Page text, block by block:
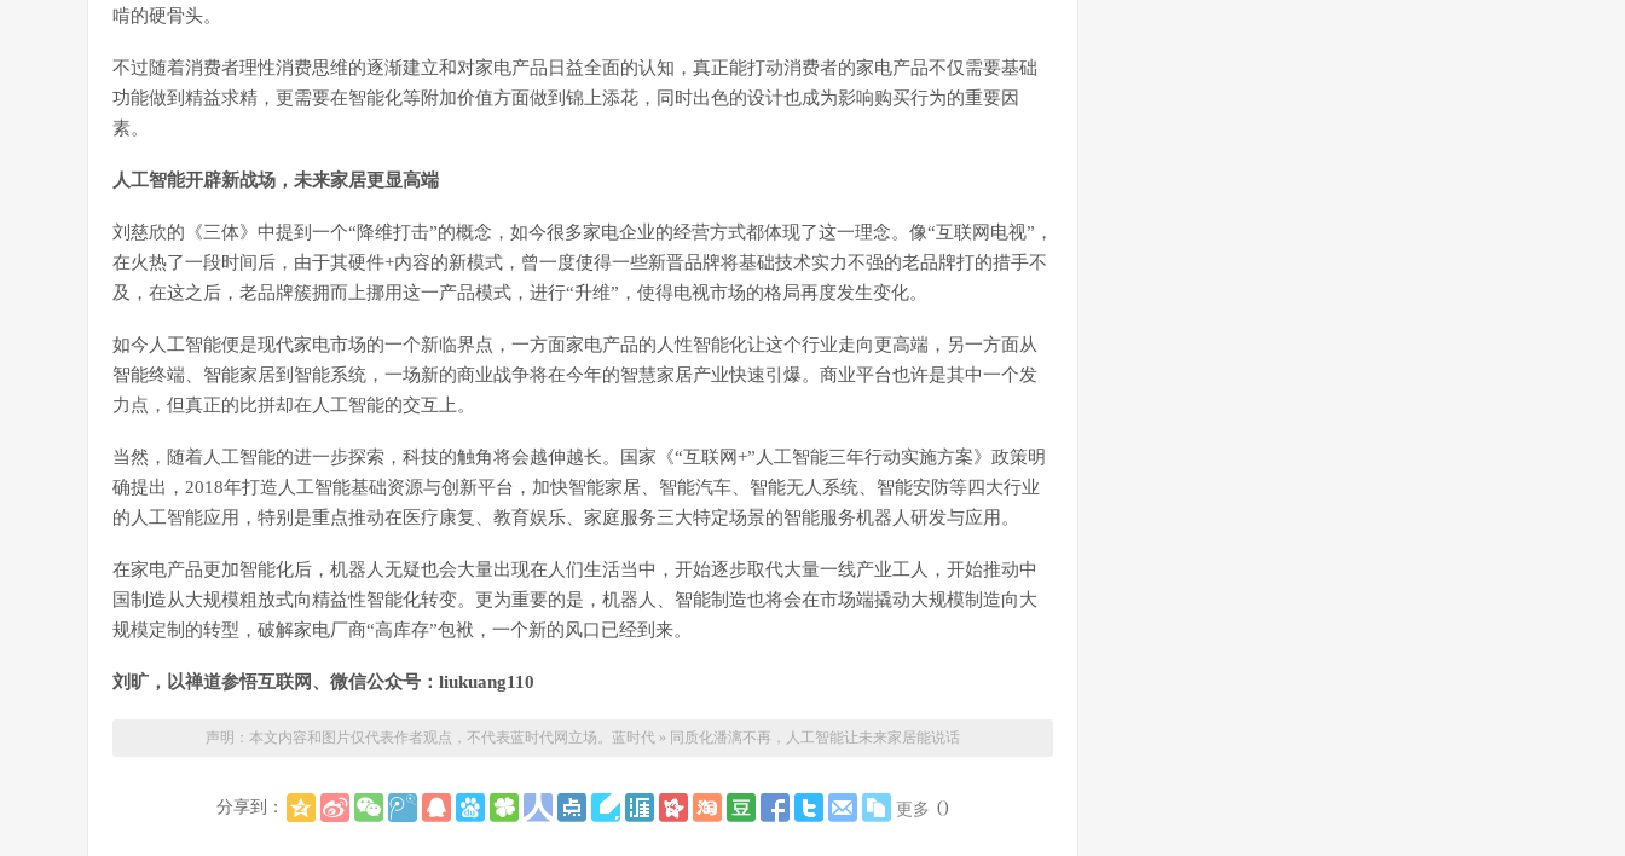
啃的硬骨头。
不过随着消费者理性消费思维的逐渐建立和对家电产品日益全面的认知，真正能打动消费者的家电产品不仅需要基础
功能做到精益求精，更需要在智能化等附加价值方面做到锦上添花，同时出色的设计也成为影响购买行为的重要因
素。
人工智能开辟新战场，未来家居更显高端
刘慈欣的《三体》中提到一个“降维打击”的概念，如今很多家电企业的经营方式都体现了这一理念。像“互联网电视”，
在火热了一段时间后，由于其硬件+内容的新模式，曾一度使得一些新晋品牌将基础技术实力不强的老品牌打的措手不
及，在这之后，老品牌簇拥而上挪用这一产品模式，进行“升维”，使得电视市场的格局再度发生变化。
如今人工智能便是现代家电市场的一个新临界点，一方面家电产品的人性智能化让这个行业走向更高端，另一方面从
智能终端、智能家居到智能系统，一场新的商业战争将在今年的智慧家居产业快速引爆。商业平台也许是其中一个发
力点，但真正的比拼却在人工智能的交互上。
当然，随着人工智能的进一步探索，科技的触角将会越伸越长。国家《“互联网+”人工智能三年行动实施方案》政策明
确提出，2018年打造人工智能基础资源与创新平台，加快智能家居、智能汽车、智能无人系统、智能安防等四大行业
的人工智能应用，特别是重点推动在医疗康复、教育娱乐、家庭服务三大特定场景的智能服务机器人研发与应用。
在家电产品更加智能化后，机器人无疑也会大量出现在人们生活当中，开始逐步取代大量一线产业工人，开始推动中
国制造从大规模粗放式向精益性智能化转变。更为重要的是，机器人、智能制造也将会在市场端撬动大规模制造向大
规模定制的转型，破解家电厂商“高库存”包袱，一个新的风口已经到来。
刘旷，以禅道参悟互联网、微信公众号：liukuang110
声明：本文内容和图片仅代表作者观点，不代表蓝时代网立场。 蓝时代 » 同质化潘漓不再，人工智能让未来家居能说话
分享到： 更多 ()